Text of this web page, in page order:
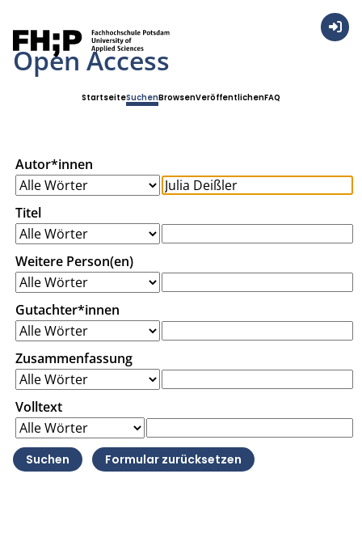
Open Access
StartseiteSuchenBrowsenVeröffentlichenFAQ
Autor*innen
Titel
Weitere Person(en)
Gutachter*innen
Zusammenfassung
Volltext